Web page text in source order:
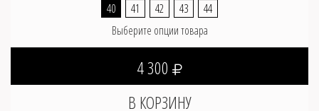
40 41 42 43
44
Выберите опции товара
4 300